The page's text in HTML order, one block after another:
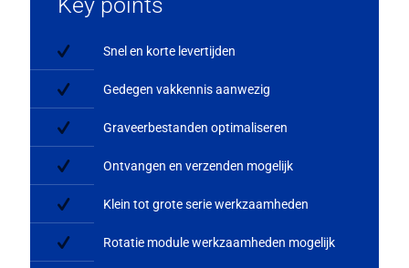
Snel en korte levertijden
Gedegen vakkennis aanwezig
Graveerbestanden optimaliseren
Ontvangen en verzenden mogelijk
Klein tot grote serie werkzaamheden
Rotatie module werkzaamheden mogelijk